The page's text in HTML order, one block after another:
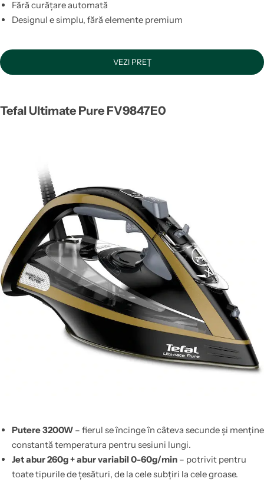
Fără curățare automată
Designul e simplu, fără elemente premium
VEZI PREȚ
Tefal Ultimate Pure FV9847E0
Putere 3200W– fierul se încinge în câteva secunde și menține
constantă temperatura pentru sesiuni lungi.
Jet abur 260g + abur variabil 0-60g/min– potrivit pentru
toate tipurile de țesături, de la cele subțiri la cele groase.